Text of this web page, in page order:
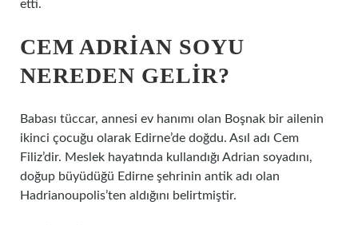
etti.
CEM ADRIAN SOYU
NEREDEN GELIR?
Babası tüccar, annesi ev hanımı olan Boşnak bir ailenin
ikinci çocuğu olarak Edirne’de doğdu. Asıl adı Cem
Filiz’dir. Meslek hayatında kullandığı Adrian soyadını,
doğup büyüdüğü Edirne şehrinin antik adı olan
Hadrianoupolis’ten aldığını belirtmiştir.